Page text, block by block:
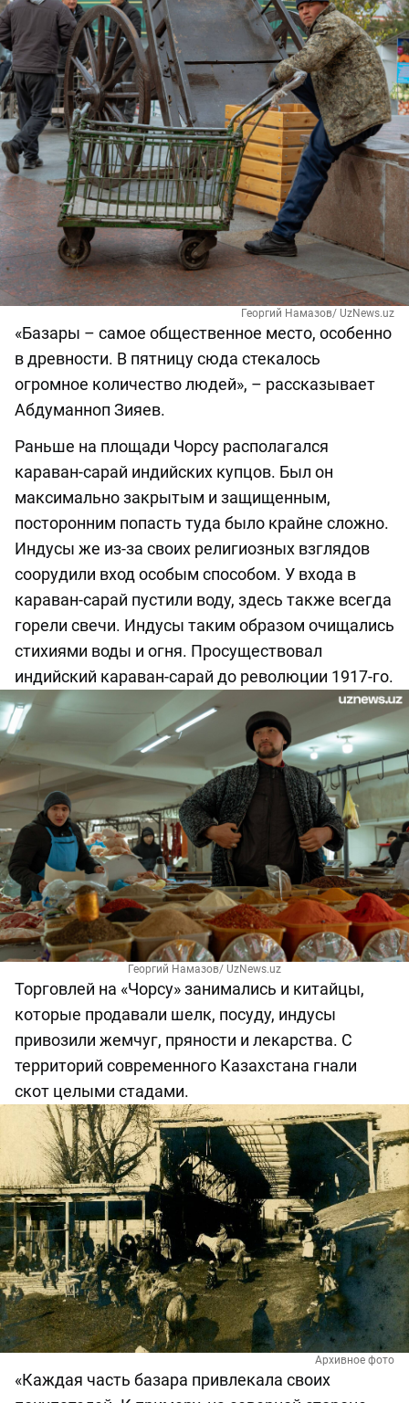
Георгий Намазов/ UzNews.uz
«Базары – самое общественное место, особенно
в древности. В пятницу сюда стекалось
огромное количество людей», – рассказывает
Абдуманноп Зияев.
Раньше на площади Чорсу располагался
караван-сарай индийских купцов. Был он
максимально закрытым и защищенным,
посторонним попасть туда было крайне сложно.
Индусы же из-за своих религиозных взглядов
соорудили вход особым способом. У входа в
караван-сарай пустили воду, здесь также всегда
горели свечи. Индусы таким образом очищались
стихиями воды и огня. Просуществовал
индийский караван-сарай до революции 1917-го.
Георгий Намазов/ UzNews.uz
Торговлей на «Чорсу» занимались и китайцы,
которые продавали шелк, посуду, индусы
привозили жемчуг, пряности и лекарства. С
территорий современного Казахстана гнали
скот целыми стадами.
Архивное фото
«Каждая часть базара привлекала своих